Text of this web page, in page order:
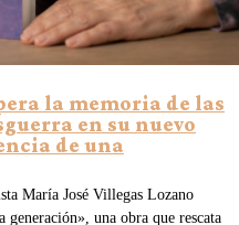
la memoria de las
en su nuevo
de una
María José Villegas Lozano
generación», una obra que rescata